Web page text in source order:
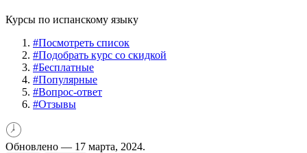
Курсы по испанскому языку
#Посмотреть список
#Подобрать курс со скидкой
#Бесплатные
#Популярные
#Вопрос-ответ
#Отзывы
Обновлено — 17 марта, 2024.